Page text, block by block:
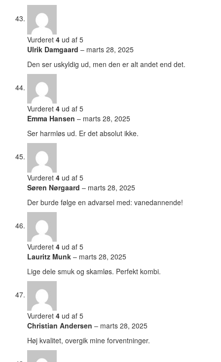
Vurderet 4 ud af 5
Ulrik Damgaard – marts 28, 2025
Den ser uskyldig ud, men den er alt andet end det.
Vurderet 4 ud af 5
Emma Hansen – marts 28, 2025
Ser harmløs ud. Er det absolut ikke.
Vurderet 4 ud af 5
Søren Nørgaard – marts 28, 2025
Der burde følge en advarsel med: vanedannende!
Vurderet 4 ud af 5
Lauritz Munk – marts 28, 2025
Lige dele smuk og skamløs. Perfekt kombi.
Vurderet 4 ud af 5
Christian Andersen – marts 28, 2025
Høj kvalitet, overgik mine forventninger.